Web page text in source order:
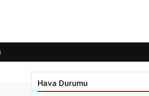
Hava Durumu